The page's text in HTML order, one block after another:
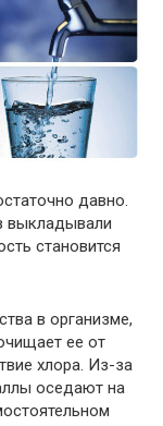
давно.
выкладывали
становится
в организме,
ее от
хлора. Из-за
оседают на